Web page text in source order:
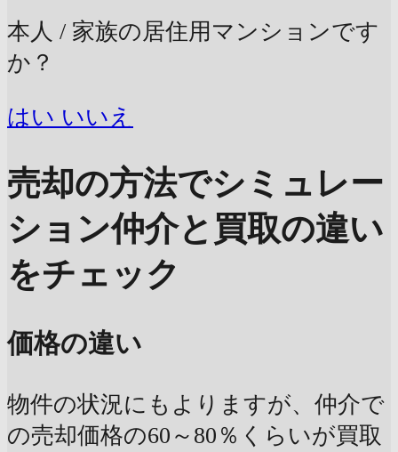
本人 / 家族の居住用マンションです
か？
はい いいえ
売却の方法でシミュレー
ション仲介と買取の違い
をチェック
価格の違い
物件の状況にもよりますが、仲介で
の売却価格の60～80％くらいが買取